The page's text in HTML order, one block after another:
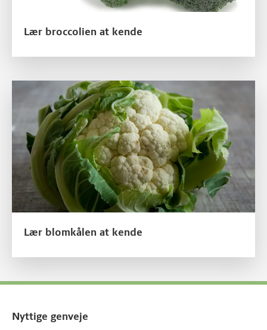
Lær broccolien at kende
Læs mere om Lær blomkålen at kende
Lær blomkålen at kende
Nyttige genveje